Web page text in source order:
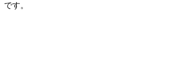
です。